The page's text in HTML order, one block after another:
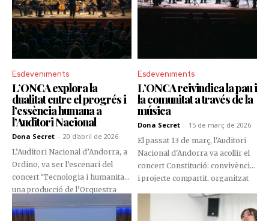
Esdeveniments
L’ONCA explora la
dualitat entre el progrés i
l’essència humana a
l’Auditori Nacional
Dona Secret - 20 d'abril de 2026
L’Auditori Nacional d’Andorra, a
Ordino, va ser l’escenari del
concert ‘Tecnologia i humanitat’,
una producció de l’Orquestra
Nacional Clàssica d’Andorra
(ONCA) amb el suport del Govern
Esdeveniments
L’ONCA reivindica la pau i
la comunitat a través de la
música
Dona Secret - 15 de març de 2026
El passat 13 de març, l'Auditori
Nacional d'Andorra va acollir el
concert Constitució: convivència
i projecte compartit, organitzat
de la commemoració de la
Constitució andorrana.